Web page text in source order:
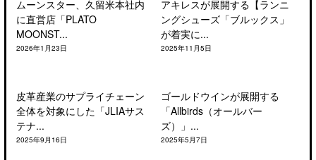
ムーンスター、久留米本社内
に直営店「PLATO
MOONST...
2026年1月23日
アキレスが展開する【ランニ
ングシューズ「ブルックス」
が着実に...
2025年11月5日
皮革産業のサプライチェーン
全体を対象にした「JLIAサス
テナ...
2025年9月16日
ゴールドウインが展開する
「Allbirds（オールバー
ズ）」...
2025年5月7日